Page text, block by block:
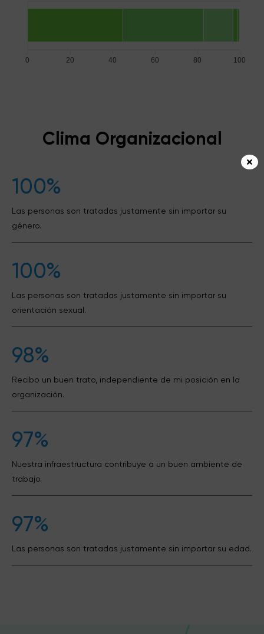
100
80
60
40
20
0
Clima Organizacional
100%
Las personas son tratadas justamente sin importar su
género.
100%
Las personas son tratadas justamente sin importar su
orientación sexual.
98%
Recibo un buen trato, independiente de mi posición en la
organización.
97%
Nuestra infraestructura contribuye a un buen ambiente de
trabajo.
97%
Las personas son tratadas justamente sin importar su edad.